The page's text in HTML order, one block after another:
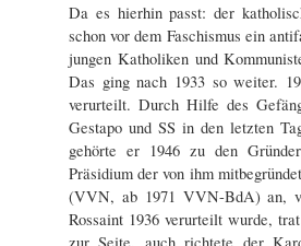
Da es hierhin passt: der
schon vor dem Faschismus ein
jungen Katholiken und
Das ging nach 1933 so weiter.
verurteilt. Durch Hilfe des
Gestapo und SS in den letzten
gehörte er 1946 zu den
Präsidium der von ihm
(VVN, ab 1971 VVN-BdA) an,
Rossaint 1936 verurteilt wurde,